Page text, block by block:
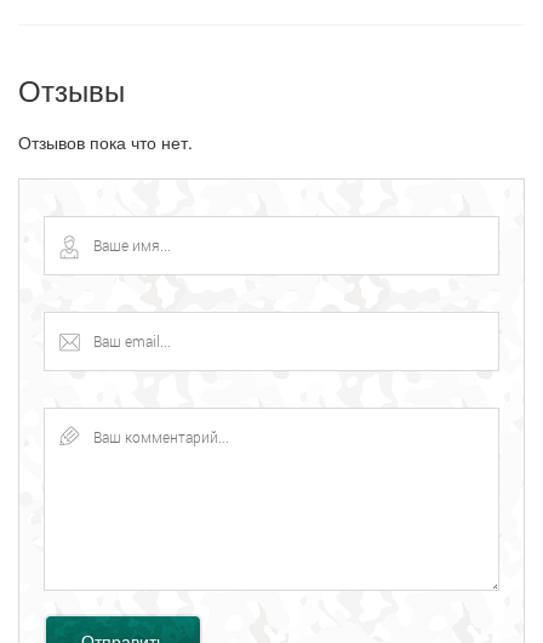
Отзывы
Отзывов пока что нет.